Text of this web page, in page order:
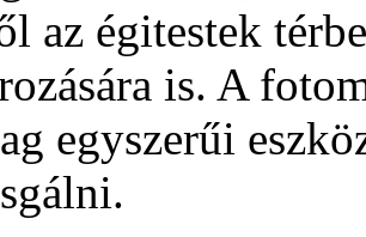
az égitestek
is. A
egyszerűi